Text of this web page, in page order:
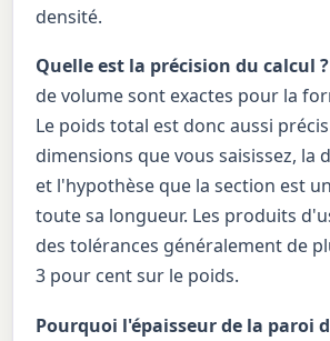
densité.
Quelle est la précision du calcul ?
de volume sont exactes pour la
Le poids total est donc aussi
dimensions que vous saisissez, la
et l'hypothèse que la section est
toute sa longueur. Les produits
des tolérances généralement de
3 pour cent sur le poids.
Pourquoi l'épaisseur de la paroi